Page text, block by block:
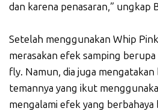
dan karena penasaran,” ungkap
Setelah menggunakan Whip
merasakan efek samping
fly. Namun, dia juga mengatakan
temannya yang ikut
mengalami efek yang